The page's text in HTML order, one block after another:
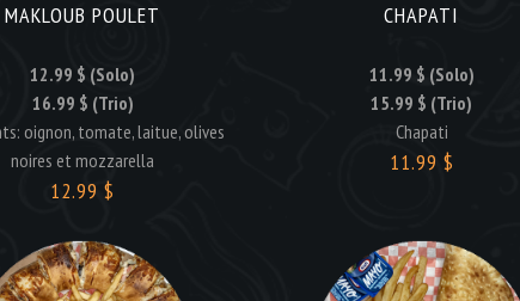
MAKLOUB POULET
12.99 $ (Solo)
16.99 $ (Trio)
oignon, tomate, laitue, olives
noires et mozzarella
12.99 $
CHAPATI
11.99 $ (Solo)
15.99 $ (Trio)
Chapati
11.99 $